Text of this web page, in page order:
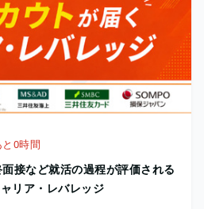
と0時間
接など就活の過程が評価される
リア・レバレッジ